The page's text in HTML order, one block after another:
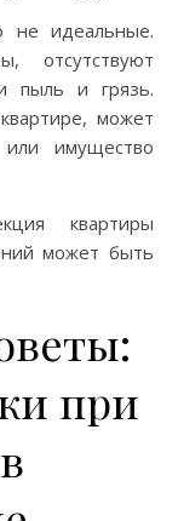
не идеальные.
отсутствуют
пыль и грязь.
может
или имущество
квартиры
может быть
при